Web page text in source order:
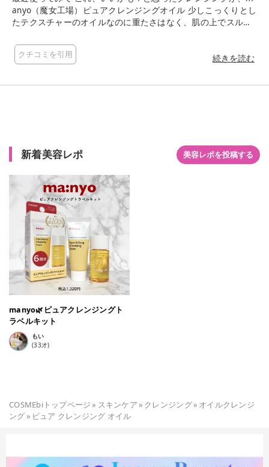
anyo（魔女工場）ピュアクレンジングオイル 少しこっくりとし
たテクスチャーのオイルなのに重たさはなく、肌の上でスルス
しっかり落ちるのに、洗い上がりはぬるつきがない でもしっと
りとして乾燥したり、つっぱったりしないのがいいなと思いま
で、これはしばらく使ってみようと思っています
クチコミを引用 続きを読む
新着美容レポ 美容レポを投稿する
manyo🌿ピュアクレンジングト
ラベルキット
もい
(33才)
COSMEbiトップページ» スキンケア» クレンジング» オイルクレンジ
ング» ピュア クレンジング オイル